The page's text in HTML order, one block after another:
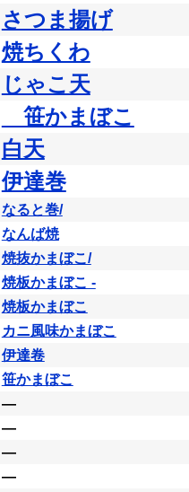
さつま揚げ
焼ちくわ
じゃこ天
笹かまぼこ
白天
伊達巻
なると巻/
なんば焼
焼抜かまぼこ/
焼板かまぼこ -
焼板かまぼこ
カニ風味かまぼこ
伊達卷
笹かまぼこ
―
―
―
―